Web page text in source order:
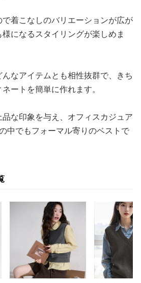
着こなしのバリエーションが広が
になるスタイリングが楽しめま
なアイテムとも相性抜群で、きち
ートを簡単に作れます。
な印象を与え、オフィスカジュア
中でもフォーマル寄りのベストで